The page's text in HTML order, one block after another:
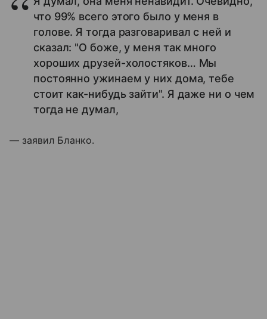
что 99% всего этого было у меня в
голове. Я тогда разговаривал с ней и
сказал: "О боже, у меня так много
хороших друзей-холостяков… Мы
постоянно ужинаем у них дома, тебе
стоит как-нибудь зайти". Я даже ни о чем
тогда не думал,
— заявил Бланко.